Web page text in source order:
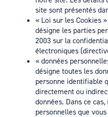
site sont présentés
« Loi sur les Cookies »
désigne les parties
2003 sur la
électroniques
« données
désigne toutes les
personne identifiable
directement ou
données. Dans ce
personnelles que